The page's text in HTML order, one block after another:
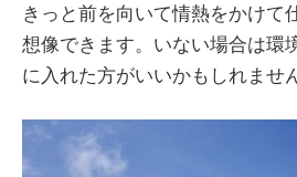
きっと前を向いて情熱をかけて
想像できます。いない場合は環
に入れた方がいいかもしれませ